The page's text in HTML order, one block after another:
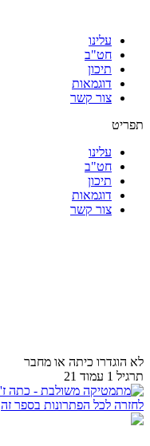
עלינו
חט"ב
תיכון
דוגמאות
צור קשר
תפריט
עלינו
חט"ב
תיכון
דוגמאות
צור קשר
לא הוגדרו כיתה או מחבר
תרגיל 1 עמוד 21
לחזרה לכל הפתרונות בספר זה